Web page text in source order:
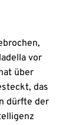
vor
über
das
dürfte der